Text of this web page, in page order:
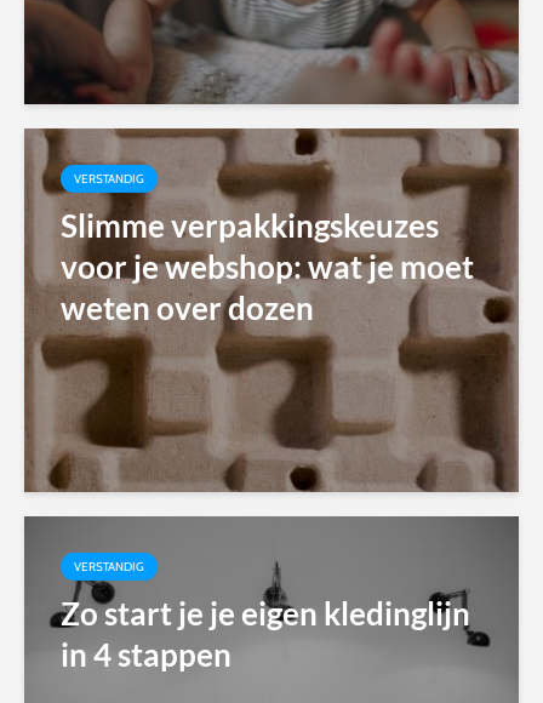
VERSTANDIG
Slimme verpakkingskeuzes
voor je webshop: wat je moet
weten over dozen
VERSTANDIG
Zo start je je eigen kledinglijn
in 4 stappen